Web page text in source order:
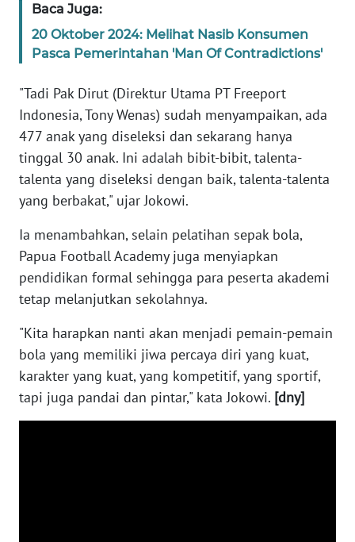
Baca Juga:
20 Oktober 2024: Melihat Nasib Konsumen
Pasca Pemerintahan 'Man Of Contradictions'
"Tadi Pak Dirut (Direktur Utama PT Freeport
Indonesia, Tony Wenas) sudah menyampaikan, ada
477 anak yang diseleksi dan sekarang hanya
tinggal 30 anak. Ini adalah bibit-bibit, talenta-
talenta yang diseleksi dengan baik, talenta-talenta
yang berbakat," ujar Jokowi.
Ia menambahkan, selain pelatihan sepak bola,
Papua Football Academy juga menyiapkan
pendidikan formal sehingga para peserta akademi
tetap melanjutkan sekolahnya.
"Kita harapkan nanti akan menjadi pemain-pemain
bola yang memiliki jiwa percaya diri yang kuat,
karakter yang kuat, yang kompetitif, yang sportif,
tapi juga pandai dan pintar," kata Jokowi. [dny]
JURNAL
MARITIM
BERKAT
NEWS
ANUGERAH
NEWS
AKHLAK
SONYA
ASA
NEWS
Informasi